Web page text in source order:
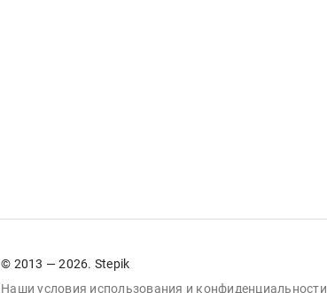
© 2013 — 2026. Stepik
Наши условия использования и конфиденциальности